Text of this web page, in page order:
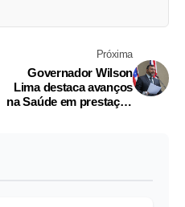
Próxima
Governador Wilson
Lima destaca avanços
na Saúde em prestação